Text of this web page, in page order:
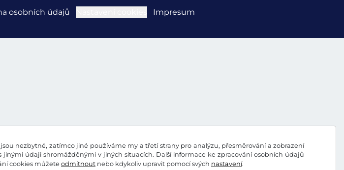
nezbytné, zatímco jiné používáme my a třetí strany pro analýzu, přesměrování a zobrazení
údaji shromážděnými v jiných situacích. Další informace ke zpracování osobních údajů
cookies můžete odmítnout nebo kdykoliv upravit pomocí svých nastavení.
osobních údajů Impresum